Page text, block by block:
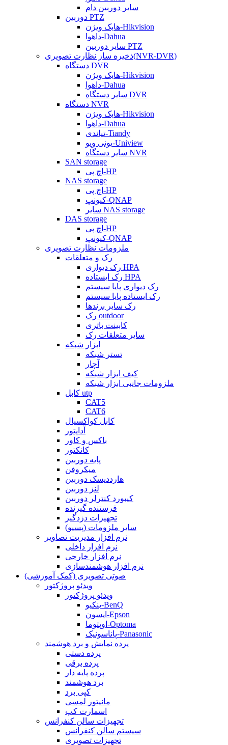
سایر دوربین دام
دوربین PTZ
هایک ویژن-Hikvision
داهوا-Dahua
سایر دوربین PTZ
ذخیره ساز نظارت تصویری(NVR-DVR)
دستگاه DVR
هایک ویژن-Hikvision
داهوا-Dahua
سایر دستگاه DVR
دستگاه NVR
هایک ویژن-Hikvision
داهوا-Dahua
تیاندی-Tiandy
یونی ویو-Uniview
سایر دستگاه NVR
SAN storage
اچ پی-HP
NAS storage
اچ پی-HP
کیونپ-QNAP
سایر NAS storage
DAS storage
اچ پی-HP
کیونپ-QNAP
ملزومات نظارت تصویری
رک و متعلقات
رک دیواری HPA
رک ایستاده HPA
رک دیواری پایا سیستم
رک ایستاده پایا سیستم
رک سایر برندها
رک outdoor
کابینت باتری
سایر متعلقات رک
ابزار شبکه
تستر شبکه
آچار
کیف ابزار شبکه
ملزومات جانبی ابزار شبکه
کابل utp
CAT5
CAT6
کابل کواکسیال
آداپتور
باکس و کاور
کانکتور
پایه دوربین
میکروفن
هارددیسک دوربین
لنز دوربین
کیبورد کنترلر دوربین
فرستنده گیرنده
تجهیزات دزدگیر
سایر ملزومات (پسیو)
نرم افزار مدیریت تصاویر
نرم افزار داخلی
نرم افزار خارجی
نرم افزار هوشمندسازی
صوتی تصویری (کمک آموزشی)
ویدئو پروژکتور
ویدئو پروژکتور
بنکیو-BenQ
اپسون-Epson
اوپتوما-Optoma
پاناسونیک-Panasonic
پرده نمایش و برد هوشمند
پرده دستی
پرده برقی
پرده پایه دار
برد هوشمند
کپی برد
مانیتور لمسی
اسمارت کپ
تجهیزات سالن کنفرانس
سیستم سالن کنفرانس
تجهیزات تصویری